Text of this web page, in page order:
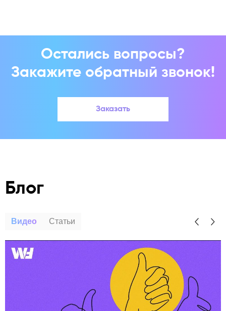
Остались вопросы?
Закажите обратный звонок!
Заказать
Блог
Видео Статьи